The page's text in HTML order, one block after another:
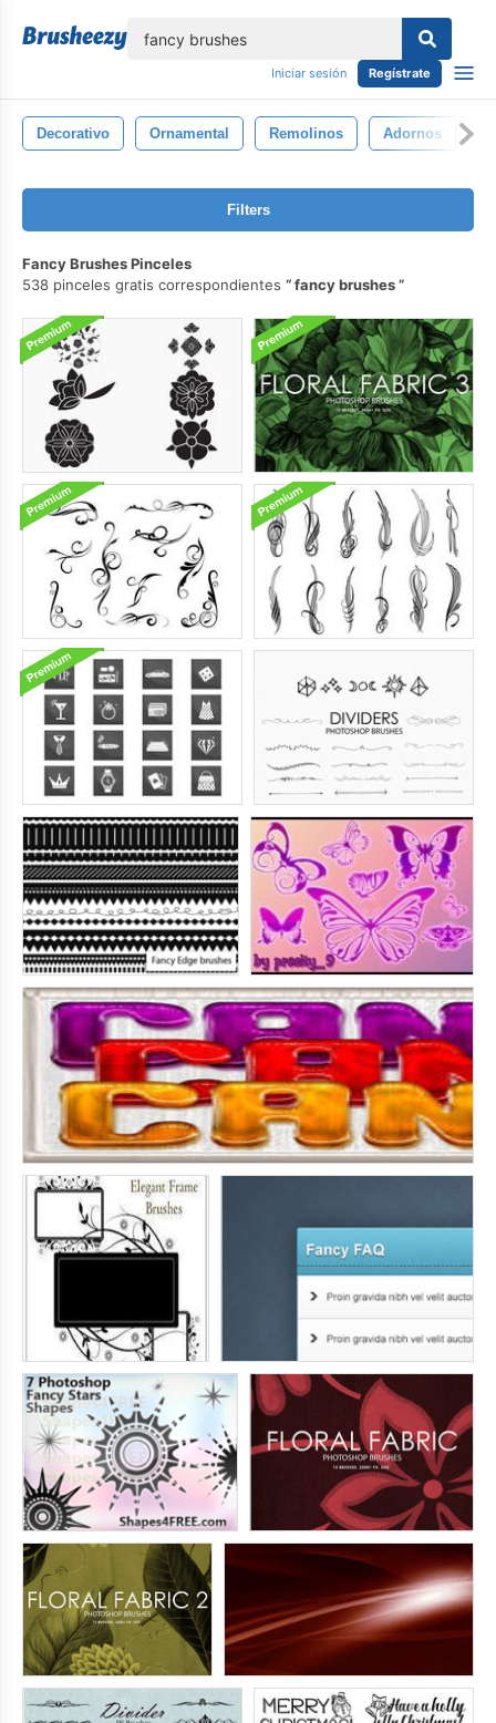
Iniciar sesión Regístrate
Decorativo Ornamental Remolinos Adornos
Filters
Fancy Brushes Pinceles
538 pinceles gratis correspondientes
fancy brushes